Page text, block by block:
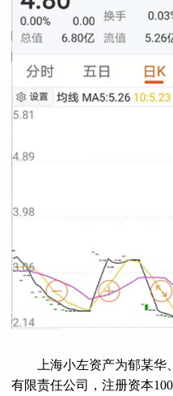
上海小左资产为郁某华
有限责任公司，注册资本